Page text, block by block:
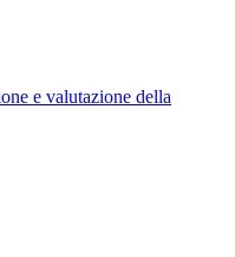
e valutazione della